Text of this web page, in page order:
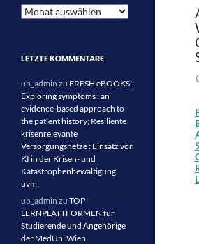
Archiv
LETZTE KOMMENTARE
ub_admin zu FRESH eBOOKS:
Exploring symptoms : an
evidence-based approach to
the patient history; Resiliente
krisenrelevante
Versorgungsnetze : Einsatz von
KI in der Krisen- und
Katastrophenbewältigung
uvm;
ub_admin zu TOP-
LERNPLATTFORMEN für
Studierende und Angehörige
der MedUni Wien